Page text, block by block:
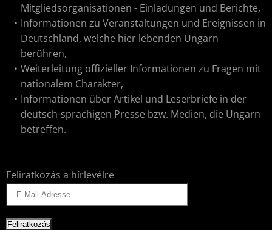
Mitgliedsorganisationen - Einladungen und Berichte,
Informationen zu Veranstaltungen und Ereignissen in
Deutschland, welche hier lebenden Ungarn
berühren,
Weiterleitung offizieller Informationen zu Fragen mit
nationalem Charakter,
Informationen über Artikel und Leserbriefe in der
deutsch-sprachigen Presse bzw. Medien, die Ungarn
betreffen.
Feliratkozás a hírlevélre